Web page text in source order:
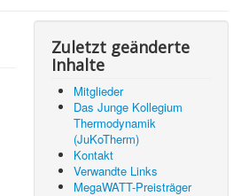
Zuletzt geänderte
Inhalte
Mitglieder
Das Junge Kollegium
Thermodynamik
(JuKoTherm)
Kontakt
Verwandte Links
MegaWATT-Preisträger